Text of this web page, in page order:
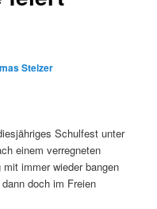
Stelzer
Schulfest unter
einem verregneten
immer wieder bangen
doch im Freien